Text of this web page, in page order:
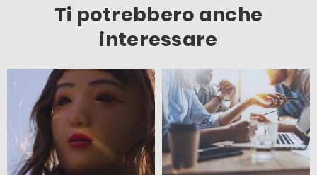
Ti potrebbero anche
interessare